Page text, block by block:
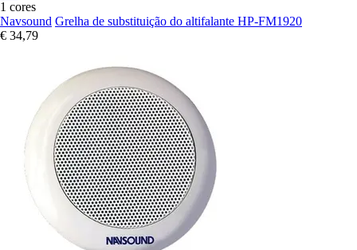
1 cores
Navsound Grelha de substituição do altifalante HP-FM1920
€ 34,79